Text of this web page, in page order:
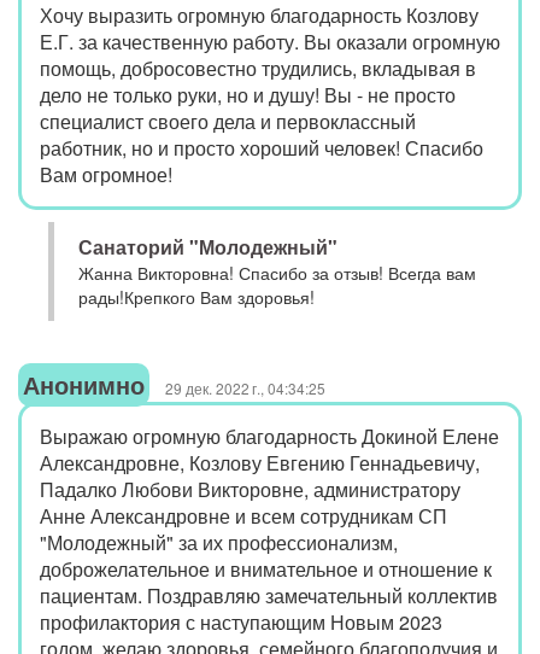
Хочу выразить огромную благодарность Козлову
Е.Г. за качественную работу. Вы оказали огромную
помощь, добросовестно трудились, вкладывая в
дело не только руки, но и душу! Вы - не просто
специалист своего дела и первоклассный
работник, но и просто хороший человек! Спасибо
Вам огромное!
Санаторий "Молодежный"
Жанна Викторовна! Спасибо за отзыв! Всегда вам
рады!Крепкого Вам здоровья!
Анонимно 29 дек. 2022 г., 04:34:25
Выражаю огромную благодарность Докиной Елене
Александровне, Козлову Евгению Геннадьевичу,
Падалко Любови Викторовне, администратору
Анне Александровне и всем сотрудникам СП
"Молодежный" за их профессионализм,
доброжелательное и внимательное и отношение к
пациентам. Поздравляю замечательный коллектив
профилактория с наступающим Новым 2023